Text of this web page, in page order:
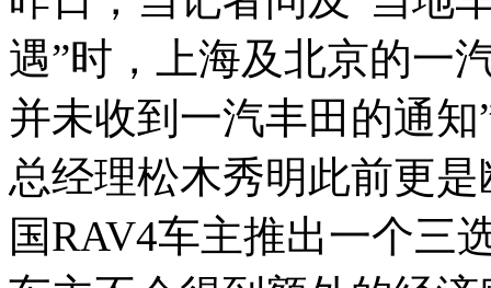
遇”时，上海及北京的一
并未收到一汽丰田的通
总经理松木秀明此前更
国RAV4车主推出一个三